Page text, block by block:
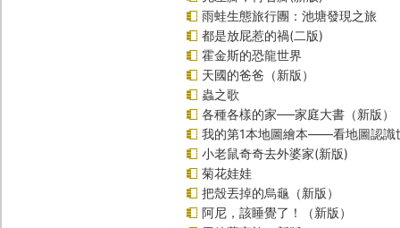
雨蛙生態旅行團：池塘發現之旅
都是放屁惹的禍(二版)
霍金斯的恐龍世界
天國的爸爸（新版）
蟲之歌
各種各樣的家──家庭大書（新版）
我的第1本地圖繪本――看地圖認識
小老鼠奇奇去外婆家(新版)
菊花娃娃
把殼丟掉的烏龜（新版）
阿尼，該睡覺了！（新版）